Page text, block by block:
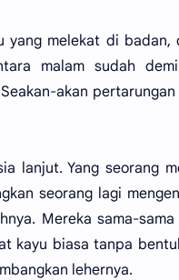
yang melekat di
malam sudah
akan
lanjut. Yang seorang
seorang lagi
Mereka sama-
kayu biasa tanpa
lehernya.